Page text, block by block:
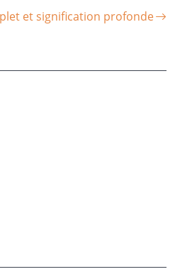
et signification profonde